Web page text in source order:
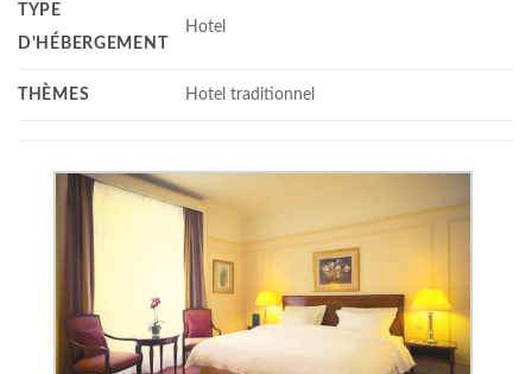
TYPE
D'HÉBERGEMENT
Hotel
THÈMES Hotel traditionnel